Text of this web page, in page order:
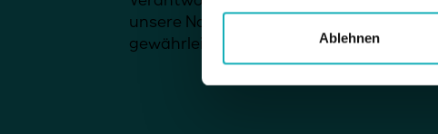
Ablehnen
unsere Nachhaltigkeit zu stärken, das
gewährleisten.